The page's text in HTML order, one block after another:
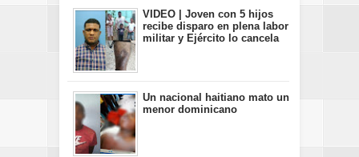
VIDEO | Joven con 5 hijos
recibe disparo en plena labor
militar y Ejército lo cancela
Un nacional haitiano mato un
menor dominicano